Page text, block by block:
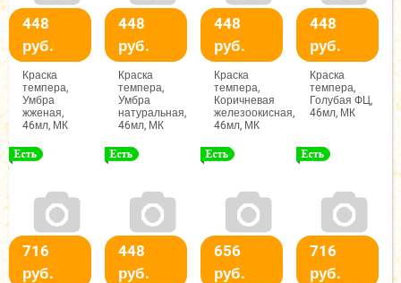
448
руб.
Краска
темпера,
Умбра
жженая,
46мл, МК
448
руб.
Краска
темпера,
Умбра
натуральная,
46мл, МК
448
руб.
Краска
темпера,
Коричневая
железоокисная,
46мл, МК
448
руб.
Краска
темпера,
Голубая ФЦ,
46мл, МК
716
руб.
448
руб.
656
руб.
716
руб.